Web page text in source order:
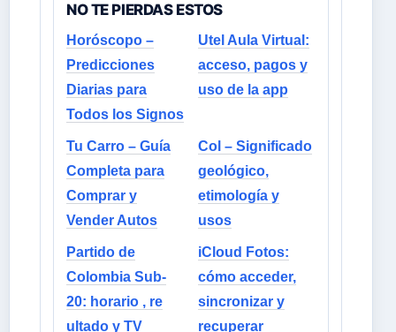
NO TE PIERDAS ESTOS
Horóscopo –
Predicciones
Diarias para
Todos los Signos
Utel Aula Virtual:
acceso, pagos y
uso de la app
Tu Carro – Guía
Completa para
Comprar y
Vender Autos
Col – Significado
geológico,
etimología y
usos
Partido de
Colombia Sub-
20: horario , re
ultado y TV
iCloud Fotos:
cómo acceder,
sincronizar y
recuperar